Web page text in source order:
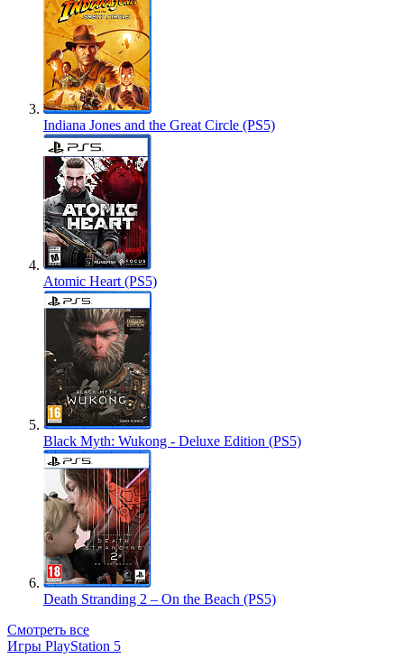
Indiana Jones and the Great Circle (PS5)
Atomic Heart (PS5)
Black Myth: Wukong - Deluxe Edition (PS5)
Death Stranding 2 – On the Beach (PS5)
Смотреть все
Игры PlayStation 5